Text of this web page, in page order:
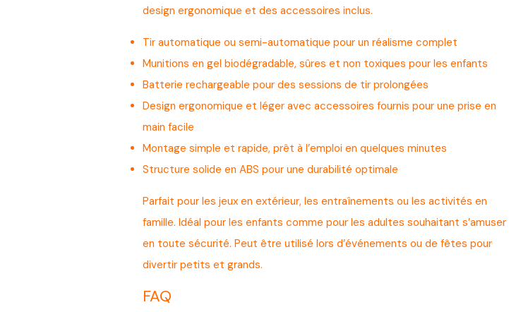
design ergonomique et des accessoires inclus.
Tir automatique ou semi-automatique pour un réalisme complet
Munitions en gel biodégradable, sûres et non toxiques pour les enfants
Batterie rechargeable pour des sessions de tir prolongées
Design ergonomique et léger avec accessoires fournis pour une prise en
main facile
Montage simple et rapide, prêt à l’emploi en quelques minutes
Structure solide en ABS pour une durabilité optimale
Parfait pour les jeux en extérieur, les entraînements ou les activités en
famille. Idéal pour les enfants comme pour les adultes souhaitant s’amuser
en toute sécurité. Peut être utilisé lors d’événements ou de fêtes pour
divertir petits et grands.
FAQ